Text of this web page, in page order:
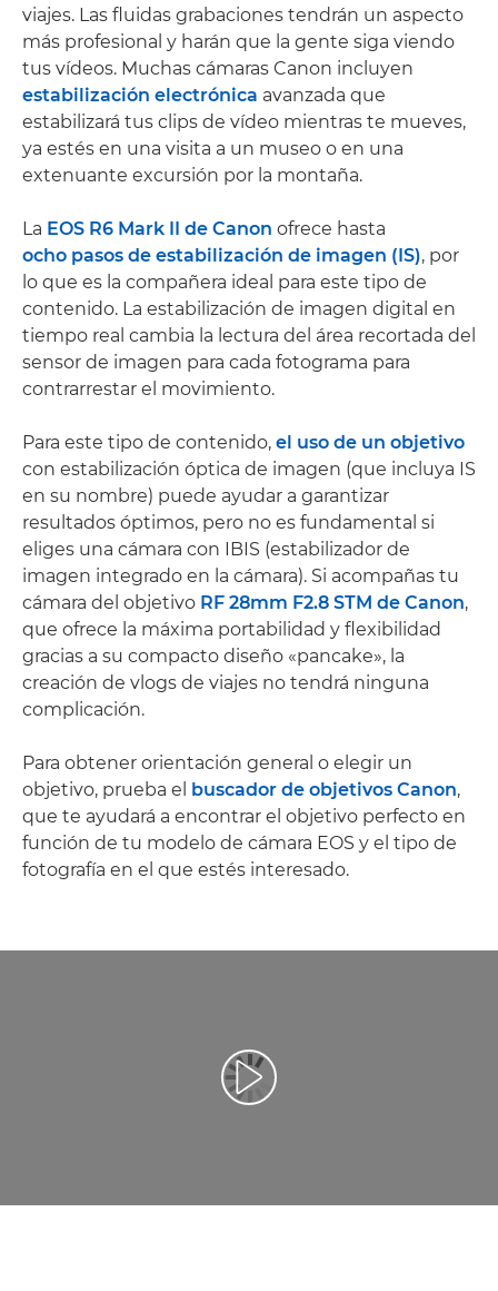
viajes. Las fluidas grabaciones tendrán un aspecto
más profesional y harán que la gente siga viendo
tus vídeos. Muchas cámaras Canon incluyen
estabilización electrónica avanzada que
estabilizará tus clips de vídeo mientras te mueves,
ya estés en una visita a un museo o en una
extenuante excursión por la montaña.
La EOS R6 Mark II de Canon ofrece hasta
ocho pasos de estabilización de imagen (IS), por
lo que es la compañera ideal para este tipo de
contenido. La estabilización de imagen digital en
tiempo real cambia la lectura del área recortada del
sensor de imagen para cada fotograma para
contrarrestar el movimiento.
Para este tipo de contenido, el uso de un objetivo
con estabilización óptica de imagen (que incluya IS
en su nombre) puede ayudar a garantizar
resultados óptimos, pero no es fundamental si
eliges una cámara con IBIS (estabilizador de
imagen integrado en la cámara). Si acompañas tu
cámara del objetivo RF 28mm F2.8 STM de Canon,
que ofrece la máxima portabilidad y flexibilidad
gracias a su compacto diseño «pancake», la
creación de vlogs de viajes no tendrá ninguna
complicación.
Para obtener orientación general o elegir un
objetivo, prueba el buscador de objetivos Canon,
que te ayudará a encontrar el objetivo perfecto en
función de tu modelo de cámara EOS y el tipo de
fotografía en el que estés interesado.
Reproducir vídeo